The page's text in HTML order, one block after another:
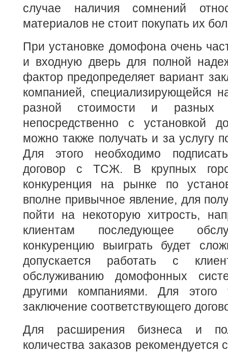
случае наличия сомнений
материалов не стоит покупать их
При установке домофона очень
и входную дверь для полной
фактор предопределяет вариант
компанией, специализирующейся
разной стоимости и разных
непосредственно с установкой
можно также получать и за услугу
Для этого необходимо
договор с ТСЖ. В крупных
конкуренция на рынке по
вполне привычное явление, для
пойти на некоторую хитрость,
клиентам последующее
конкуренцию выиграть будет
допускается работать с
обслуживанию домофонных
другими компаниями. Для этого
заключение соответствующего
Для расширения бизнеса и
количества заказов